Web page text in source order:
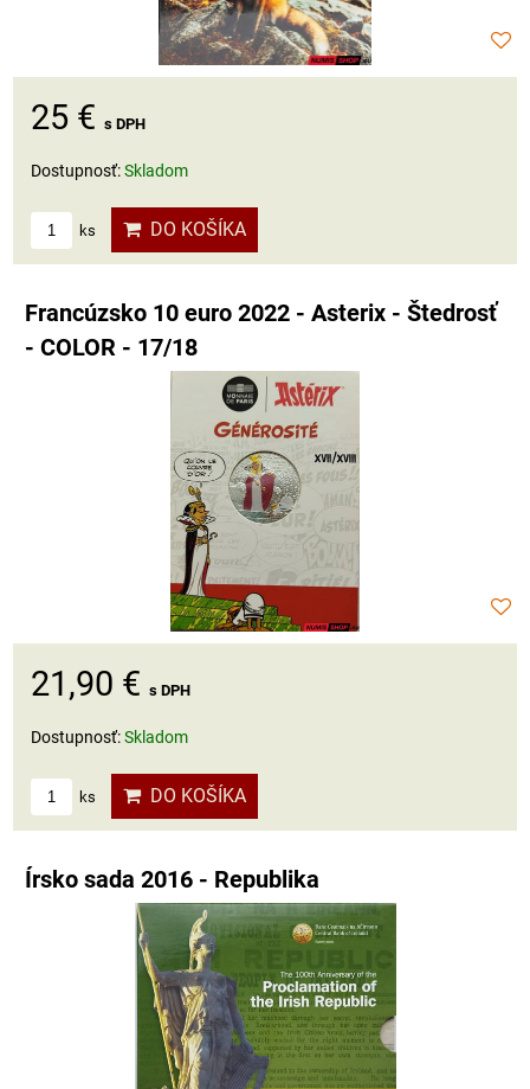
25 € s DPH
Dostupnosť:Skladom
ks DO KOŠÍKA
Francúzsko 10 euro 2022 - Asterix - Štedrosť
- COLOR - 17/18
21,90 € s DPH
Dostupnosť:Skladom
ks DO KOŠÍKA
Írsko sada 2016 - Republika